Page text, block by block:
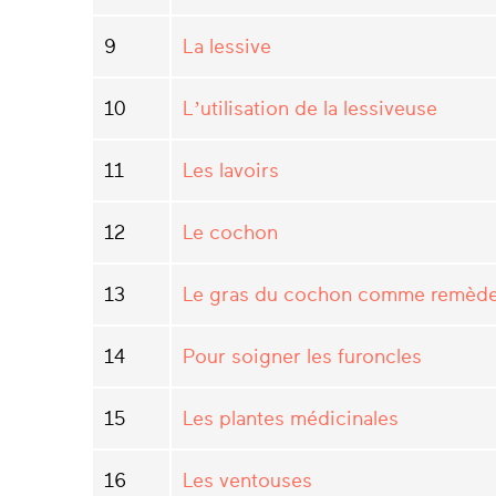
9 La lessive
10 L’utilisation de la lessiveuse
11 Les lavoirs
12 Le cochon
13 Le gras du cochon comme
14 Pour soigner les furoncles
15 Les plantes médicinales
16 Les ventouses